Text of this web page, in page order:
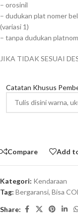
– orosinil
– dudukan plat nomer
(variasi 1)
– tanpa dudukan
JIKA TIDAK SESUAI
Catatan Khusus
Compare Add
Kategori: Kendaraan
Tag: Bergaransi, Bisa
Share: